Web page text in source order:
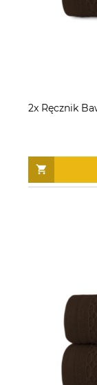
2x Ręcznik